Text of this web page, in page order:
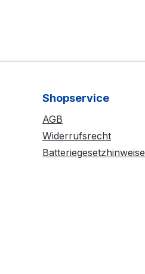
Shopservice
AGB
Widerrufsrecht
Batteriegesetzhinweise